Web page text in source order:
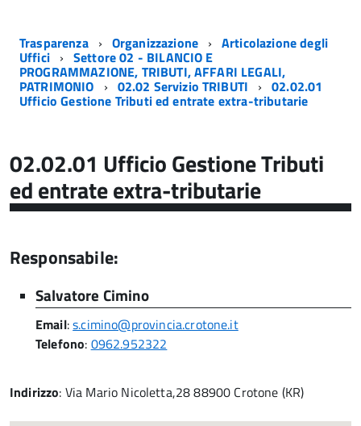
Trasparenza Organizzazione Articolazione degli
Uffici Settore 02 - BILANCIO E
PROGRAMMAZIONE, TRIBUTI, AFFARI LEGALI,
PATRIMONIO 02.02 Servizio TRIBUTI 02.02.01
Ufficio Gestione Tributi ed entrate extra-tributarie
02.02.01 Ufficio Gestione Tributi
ed entrate extra-tributarie
Responsabile:
Salvatore Cimino
Email:s.cimino@provincia.crotone.it
Telefono: 0962.952322
Indirizzo: Via Mario Nicoletta,28 88900 Crotone (KR)